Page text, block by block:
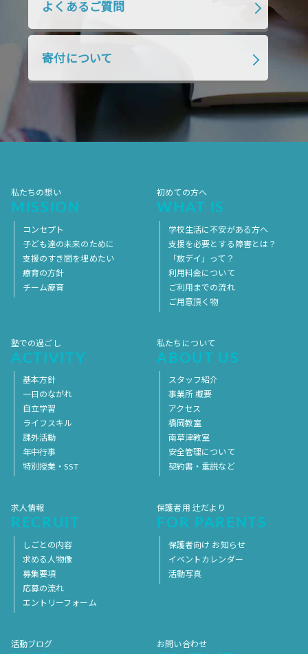
2018年7月 2018年6月
2018年4月 2018年3月 2018年2月
2018年1月 2017年12月
2017年10月 2017年9月 2017年8月
2017年5月
2017年4月
よくあるご質問
寄付について
私たちの想い
MISSION
コンセプト
子ども達の未来のために
支援のすき間を埋めたい
療育の方針
チーム療育
初めての方へ
WHAT IS
学校生活に不安がある方へ
支援を必要とする障害とは？
「放デイ」って？
利用料金について
ご利用までの流れ
ご用意頂く物
塾での過ごし
ACTIVITY
基本方針
一日のながれ
自立学習
ライフスキル
課外活動
年中行事
特別授業・SST
私たちについて
ABOUT US
スタッフ紹介
事業所 概要
アクセス
橋岡教室
南草津教室
安全管理について
契約書・重説など
求人情報
RECRUIT
しごとの内容
求める人物像
募集要項
応募の流れ
エントリーフォーム
保護者用 辻だより
FOR PARENTS
保護者向け お知らせ
イベントカレンダー
活動写真
活動ブログ お問い合わせ